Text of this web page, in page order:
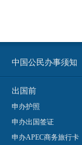
中国公民办事须知
出国前
申办护照
申办出国签证
申办APEC商务旅行卡